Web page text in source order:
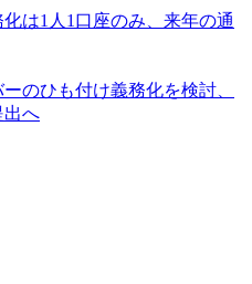
は1人1口座のみ、来年の通
のひも付け義務化を検討、
出へ